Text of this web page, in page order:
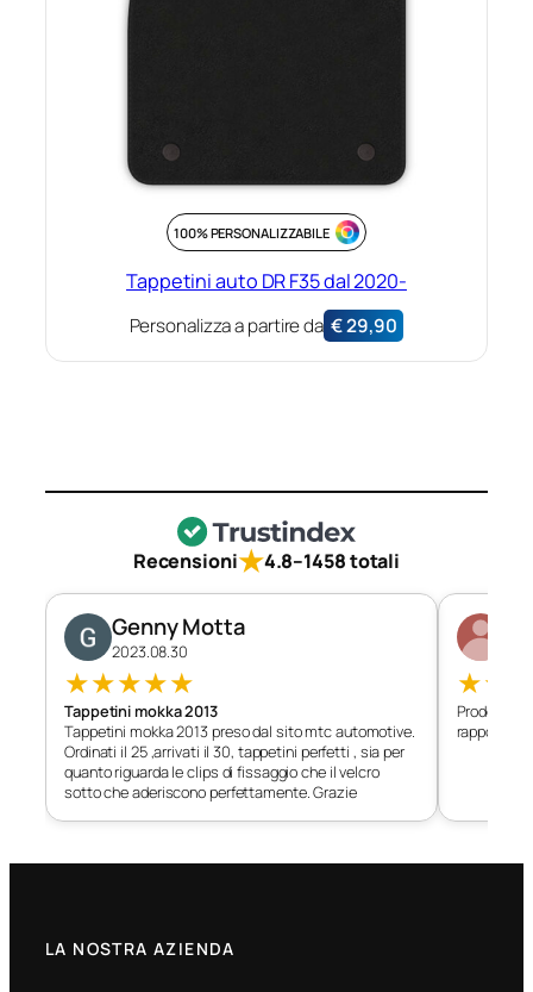
100% PERSONALIZZABILE
Tappetini auto DR F35 dal 2020-
Personalizza a partire da €29,90
Recensioni★4.8–1458 totali
Genny Motta
2023.08.30
★★★★★
Tappetini mokka 2013
Tappetini mokka 2013 preso dal sito mtc automotive.
Ordinati il 25 ,arrivati il 30, tappetini perfetti , sia per
quanto riguarda le clips di fissaggio che il velcro
sotto che aderiscono perfettamente. Grazie
★★
Prodotto
rapporto
LA NOSTRA AZIENDA